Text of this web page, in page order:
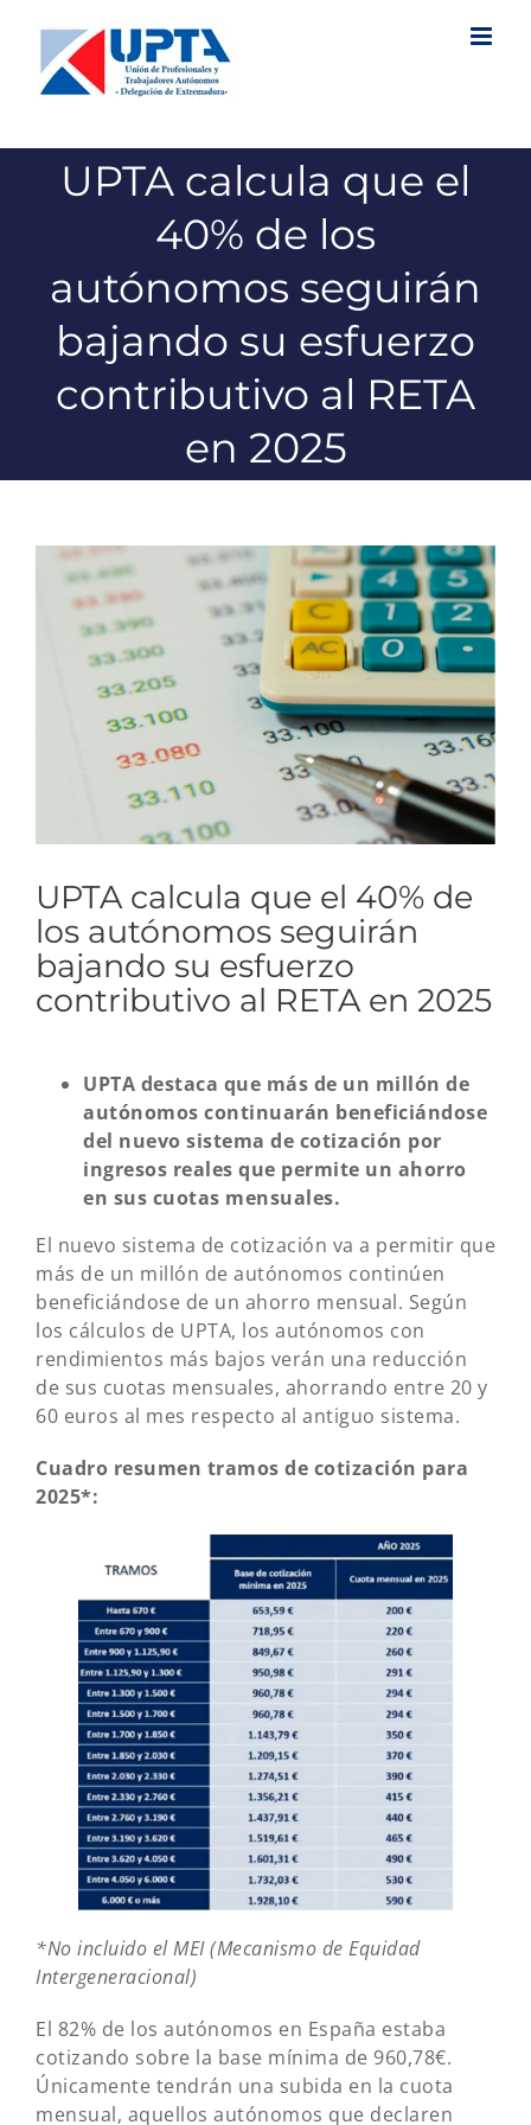
contenido
UPTA calcula que el
40% de los
autónomos seguirán
bajando su esfuerzo
contributivo al RETA
en 2025
Ver
imagen
más
grande
UPTA calcula que el 40% de
los autónomos seguirán
bajando su esfuerzo
contributivo al RETA en 2025
UPTA destaca que más de un millón de
autónomos continuarán beneficiándose
del nuevo sistema de cotización por
ingresos reales que permite un ahorro
en sus cuotas mensuales.
El nuevo sistema de cotización va a permitir que
más de un millón de autónomos continúen
beneficiándose de un ahorro mensual. Según
los cálculos de UPTA, los autónomos con
rendimientos más bajos verán una reducción
de sus cuotas mensuales, ahorrando entre 20 y
60 euros al mes respecto al antiguo sistema.
Cuadro resumen tramos de cotización para
2025*:
*No incluido el MEI (Mecanismo de Equidad
Intergeneracional)
El 82% de los autónomos en España estaba
cotizando sobre la base mínima de 960,78€.
Únicamente tendrán una subida en la cuota
mensual, aquellos autónomos que declaren